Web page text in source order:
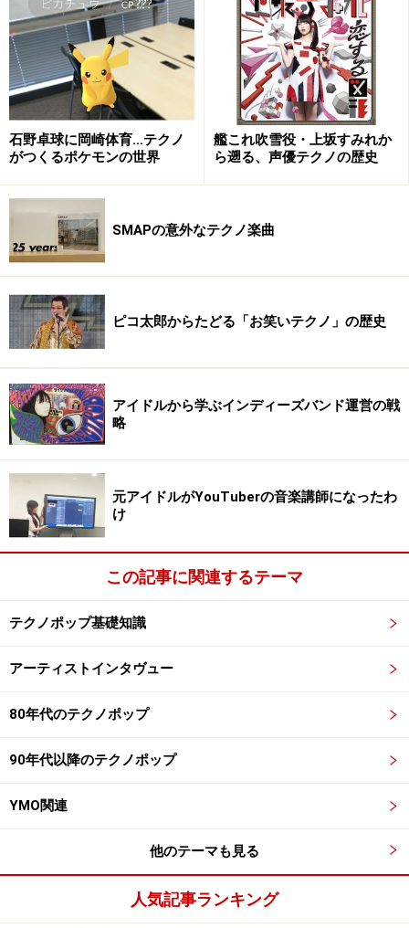
石野卓球に岡崎体育…テクノ
がつくるポケモンの世界
艦これ吹雪役・上坂すみれか
ら遡る、声優テクノの歴史
SMAPの意外なテクノ楽曲
ピコ太郎からたどる「お笑いテクノ」の歴史
アイドルから学ぶインディーズバンド運営の戦
略
元アイドルがYouTuberの音楽講師になったわ
け
この記事に関連するテーマ
テクノポップ基礎知識
アーティストインタヴュー
80年代のテクノポップ
90年代以降のテクノポップ
YMO関連
他のテーマも見る
人気記事ランキング